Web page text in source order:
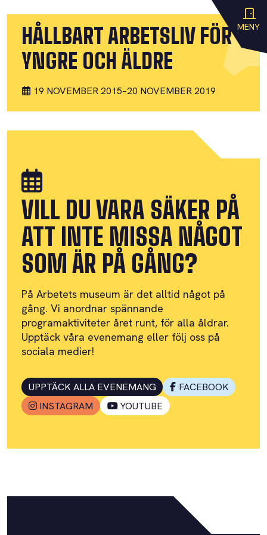
MENY
HÅLLBART ARBETSLIV FÖR
YNGRE OCH ÄLDRE
19 NOVEMBER 2015–20 NOVEMBER 2019
VILL DU VARA SÄKER PÅ
ATT INTE MISSA NÅGOT
SOM ÄR PÅ GÅNG?
På Arbetets museum är det alltid något på
gång. Vi anordnar spännande
programaktiviteter året runt, för alla åldrar.
Upptäck våra evenemang eller följ oss på
sociala medier!
UPPTÄCK ALLA EVENEMANG
FACEBOOK
INSTAGRAM
YOUTUBE